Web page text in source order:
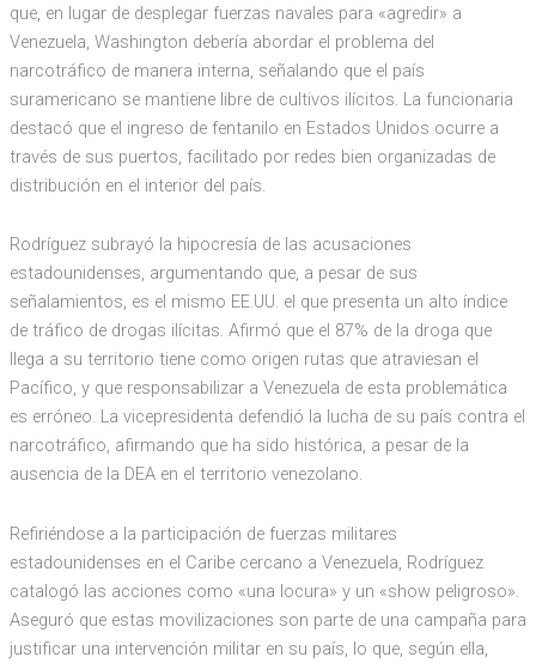
que, en lugar de desplegar fuerzas navales para «agredir» a
Venezuela, Washington debería abordar el problema del
narcotráfico de manera interna, señalando que el país
suramericano se mantiene libre de cultivos ilícitos. La funcionaria
destacó que el ingreso de fentanilo en Estados Unidos ocurre a
través de sus puertos, facilitado por redes bien organizadas de
distribución en el interior del país.
Rodríguez subrayó la hipocresía de las acusaciones
estadounidenses, argumentando que, a pesar de sus
señalamientos, es el mismo EE.UU. el que presenta un alto índice
de tráfico de drogas ilícitas. Afirmó que el 87% de la droga que
llega a su territorio tiene como origen rutas que atraviesan el
Pacífico, y que responsabilizar a Venezuela de esta problemática
es erróneo. La vicepresidenta defendió la lucha de su país contra el
narcotráfico, afirmando que ha sido histórica, a pesar de la
ausencia de la DEA en el territorio venezolano.
Refiriéndose a la participación de fuerzas militares
estadounidenses en el Caribe cercano a Venezuela, Rodríguez
catalogó las acciones como «una locura» y un «show peligroso».
Aseguró que estas movilizaciones son parte de una campaña para
justificar una intervención militar en su país, lo que, según ella,